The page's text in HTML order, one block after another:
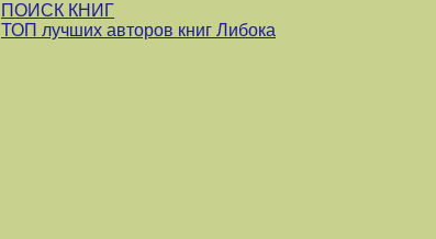
ПОИСК КНИГ
ТОП лучших авторов книг Либока